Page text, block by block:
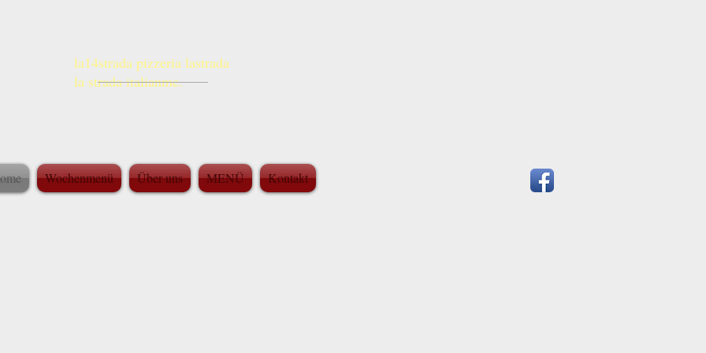
la14strada pizzeria lastrada
la strada italianme.
La STRADA
Wochenmenü Über uns MENÜ Kontakt